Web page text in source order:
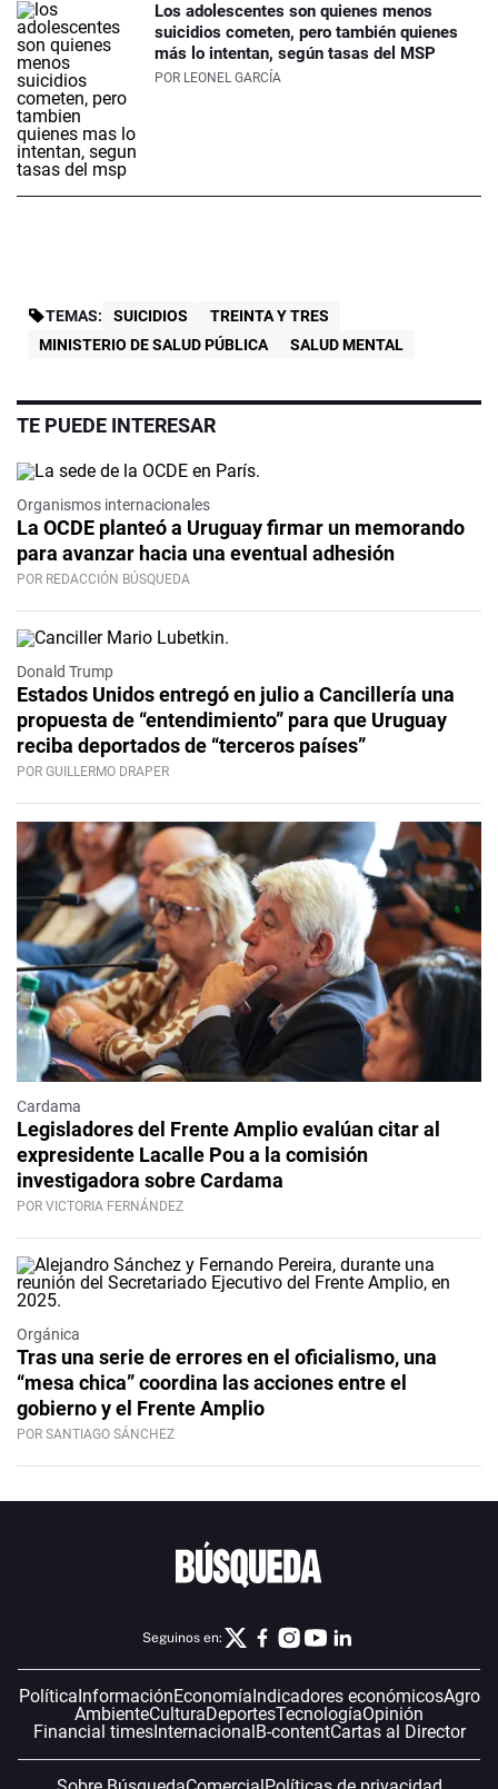
Los adolescentes son quienes menos
suicidios cometen, pero también quienes
más lo intentan, según tasas del MSP
POR LEONEL GARCÍA
TEMAS: SUICIDIOS
TREINTA Y TRES
MINISTERIO DE SALUD PÚBLICA
SALUD MENTAL
TE PUEDE INTERESAR
Organismos internacionales
La OCDE planteó a Uruguay firmar un memorando
para avanzar hacia una eventual adhesión
POR REDACCIÓN BÚSQUEDA
Donald Trump
Estados Unidos entregó en julio a Cancillería una
propuesta de “entendimiento” para que Uruguay
reciba deportados de “terceros países”
POR GUILLERMO DRAPER
Cardama
Legisladores del Frente Amplio evalúan citar al
expresidente Lacalle Pou a la comisión
investigadora sobre Cardama
POR VICTORIA FERNÁNDEZ
Orgánica
Tras una serie de errores en el oficialismo, una
“mesa chica” coordina las acciones entre el
gobierno y el Frente Amplio
POR SANTIAGO SÁNCHEZ
Seguinos en:
PolíticaInformaciónEconomíaIndicadores económicosAgro
AmbienteCulturaDeportesTecnologíaOpinión
Financial timesInternacionalB-contentCartas al Director